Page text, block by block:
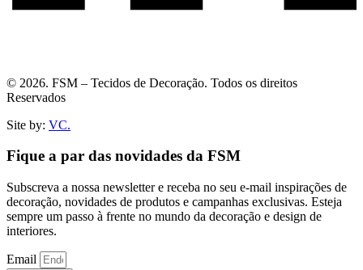
© 2026. FSM – Tecidos de Decoração. Todos os direitos
Reservados
Site by: VC.
Fique a par das novidades da FSM
Subscreva a nossa newsletter e receba no seu e-mail inspirações de
decoração, novidades de produtos e campanhas exclusivas. Esteja
sempre um passo à frente no mundo da decoração e design de
interiores.
Email